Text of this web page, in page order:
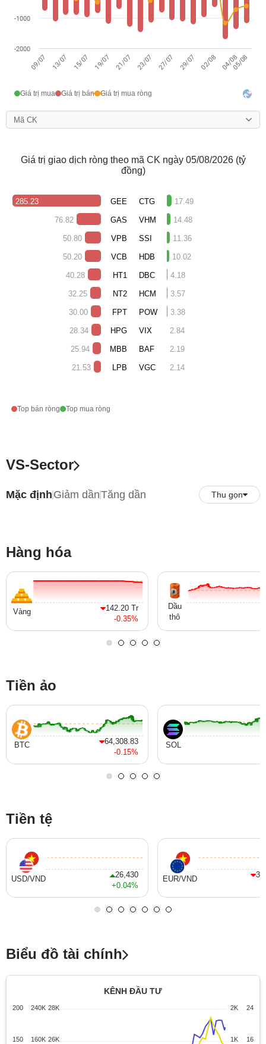
09/07 13/07 15/07 19/07 21/07 23/07 27/07 29/07 02/08 04/0805/08
-2000
-1000
Giá trị mua Giá trị bán Giá trị mua ròng
Mã CK
Giá trị giao dịch ròng theo mã CK ngày 05/08/2026 (tỷ
đồng)
285.23
76.82
50.80
50.20
40.28
32.25
30.00
28.34
25.94
21.53
GEE
GAS
VPB
VCB
HT1
NT2
FPT
HPG
MBB
LPB
17.49
14.48
11.36
10.02
4.18
3.57
3.38
2.84
2.19
2.14
CTG
VHM
SSI
HDB
DBC
HCM
POW
VIX
BAF
VGC
Top bán ròng Top mua ròng
VS-Sector
Mặc định Giảm dầnTăng dần Thu gọn
Hàng hóa
Vàng
142.20 Tr
-0.35%
Dầu
thô
Tiền ảo
BTC
64,308.83
-0.15%
SOL
Tiền tệ
USD/VND
26,430
+0.04%
EUR/VND
Biểu đồ tài chính
KÊNH ĐẦU TƯ
26K
28K
160K
240K
1K
2K
16
24
150
200